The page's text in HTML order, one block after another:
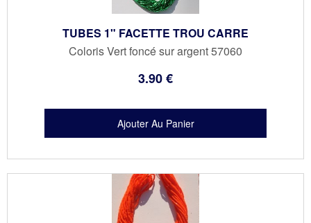
TUBES 1" FACETTE TROU CARRE
Coloris Vert foncé sur argent 57060
3.90€